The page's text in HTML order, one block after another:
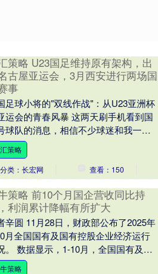
策略 U23国足维持原有架构，出
古屋亚运会，3月西安进行两场国
事
足球小将的"双线作战"：从U23亚洲杯
运会的青春风暴 这两天刷手机看到国
球队的消息，相信不少球迷和我一
既兴奋又纠结。那支在U23亚洲杯上给
带....
策略
分类：长宏网
查看：150
策略 前10个月国企营收同比持
利润累计降幅有所扩大
辛圆 11月28日，财政部公布了2025年
月全国国有及国有控股企业经济运行
。 数据显示，1-10月，全国国有及国
股企业（以下称国有企业）营业....
策略